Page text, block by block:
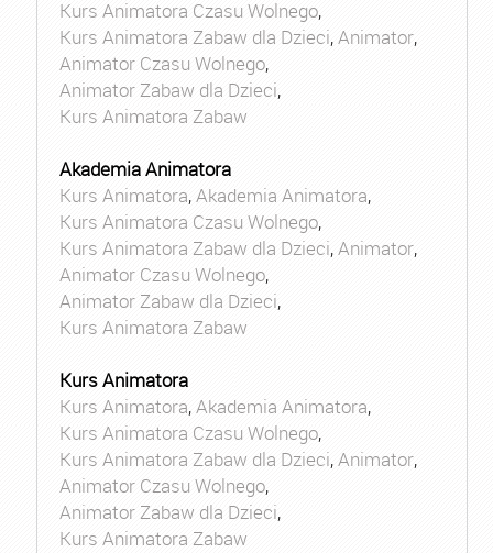
Kurs Animatora Czasu Wolnego,
Kurs Animatora Zabaw dla Dzieci,Animator,
Animator Czasu Wolnego,
Animator Zabaw dla Dzieci,
Kurs Animatora Zabaw
Akademia Animatora
Kurs Animatora,Akademia Animatora,
Kurs Animatora Czasu Wolnego,
Kurs Animatora Zabaw dla Dzieci,Animator,
Animator Czasu Wolnego,
Animator Zabaw dla Dzieci,
Kurs Animatora Zabaw
Kurs Animatora
Kurs Animatora,Akademia Animatora,
Kurs Animatora Czasu Wolnego,
Kurs Animatora Zabaw dla Dzieci,Animator,
Animator Czasu Wolnego,
Animator Zabaw dla Dzieci,
Kurs Animatora Zabaw